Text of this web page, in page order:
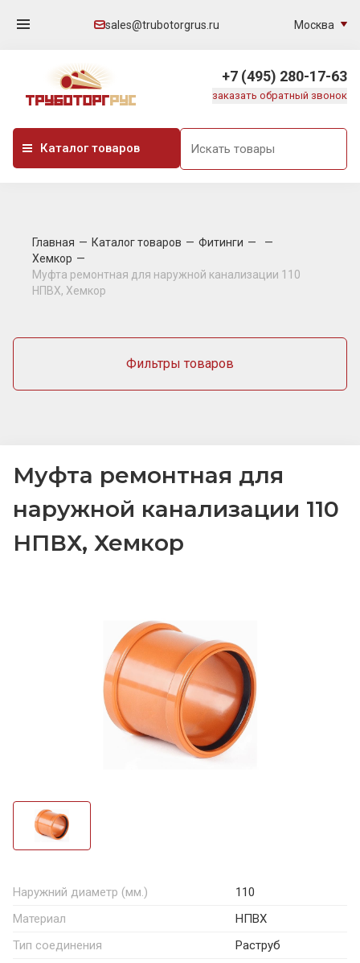
sales@trubotorgrus.ru Москва
Каталог товаров
+7 (495) 280-17-63
заказать обратный звонок
Главная Каталог товаров
Фитинги
Хемкор
Муфта ремонтная для наружной канализации 110
НПВХ, Хемкор
Фильтры товаров
Муфта ремонтная для
наружной канализации 110
НПВХ, Хемкор
Наружний диаметр (мм.)
110
Материал
НПВХ
Тип соединения
Раструб